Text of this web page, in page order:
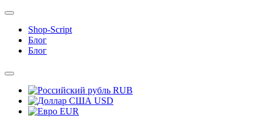
Shop-Script
Блог
Блог
RUB
USD
EUR